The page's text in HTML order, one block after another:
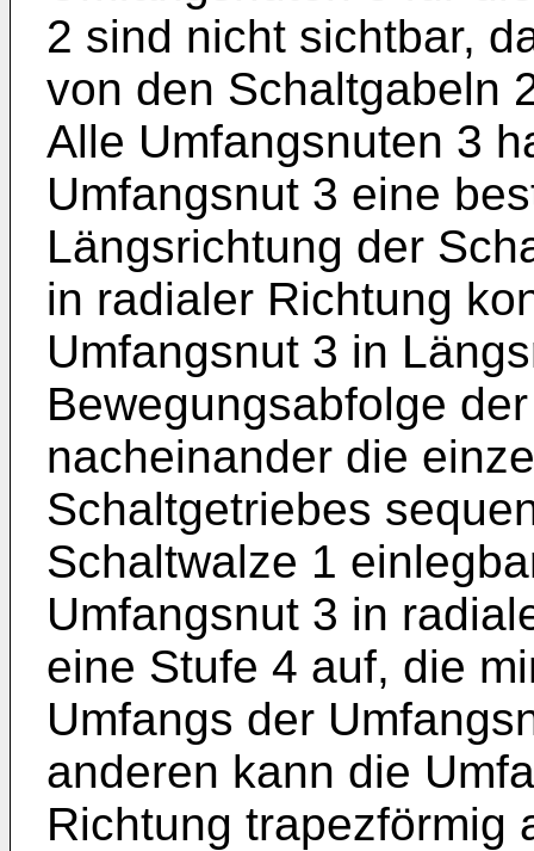
2 sind nicht sichtbar,
von den Schaltgabeln
Alle Umfangsnuten 3
Umfangsnut 3 eine
Längsrichtung der
in radialer Richtung
Umfangsnut 3 in
Bewegungsabfolge
nacheinander die
Schaltgetriebes
Schaltwalze 1
Umfangsnut 3 in
eine Stufe 4 auf, die
Umfangs der
anderen kann die
Richtung trapezförmig